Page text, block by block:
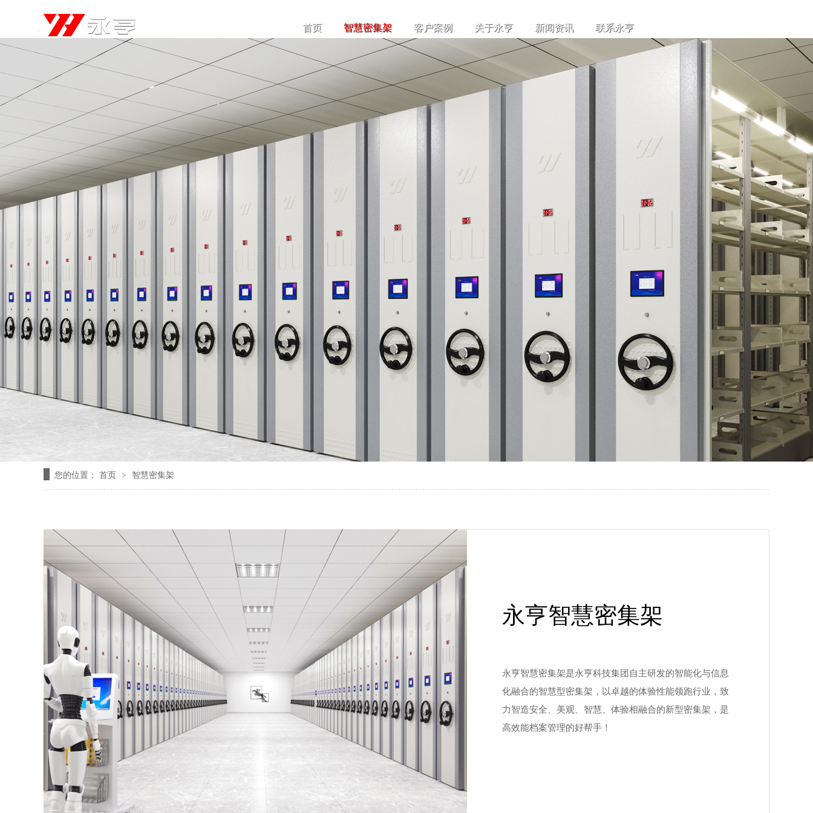
首页 智慧密集架 客户案例 关于永亨 新闻资讯 联系永亨
您的位置： 首页 > 智慧密集架
永亨智慧密集架
永亨智慧密集架是永亨科技集团自主研发的智能化与信息
化融合的智慧型密集架，以卓越的体验性能领跑行业，致
力智造安全、美观、智慧、体验相融合的新型密集架，是
高效能档案管理的好帮手！